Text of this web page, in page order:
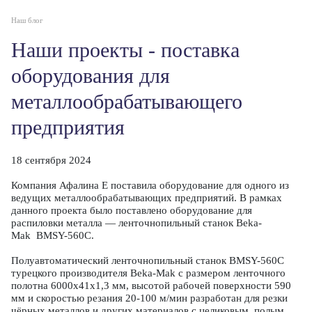
Наш блог
Наши проекты - поставка
оборудования для
металлообрабатывающего
предприятия
18 сентября 2024
Компания Афалина Е поставила оборудование для одного из
ведущих металлообрабатывающих предприятий. В рамках
данного проекта было поставлено оборудование для
распиловки металла — ленточнопильный станок Beka-
Mak BMSY-560С.
Полуавтоматический ленточнопильный станок BMSY-560С
турецкого производителя Beka-Mak с размером ленточного
полотна 6000x41x1,3 мм, высотой рабочей поверхности 590
мм и скоростью резания 20-100 м/мин разработан для резки